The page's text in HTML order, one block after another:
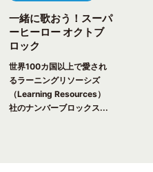
一緒に歌おう！スーパ
ーヒーロー オクトブ
ロック
世界100カ国以上で愛され
るラーニングリソーシズ
（Learning Resources）
社のナンバーブロックス...